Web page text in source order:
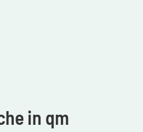
in qm